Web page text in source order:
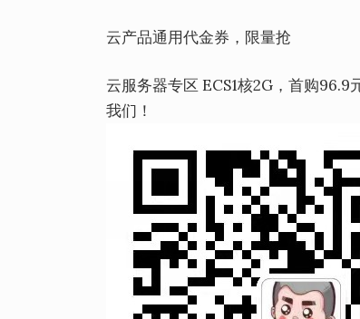
云产品通用代金券，限量抢
云服务器专区 ECS1核2G，首购
我们！